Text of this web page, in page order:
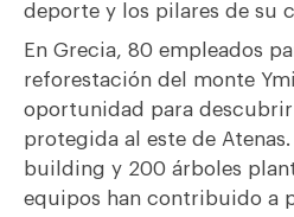
deporte y los pilares de su
En Grecia, 80 empleados
reforestación del monte
oportunidad para descubrir
protegida al este de
building y 200 árboles
equipos han contribuido a